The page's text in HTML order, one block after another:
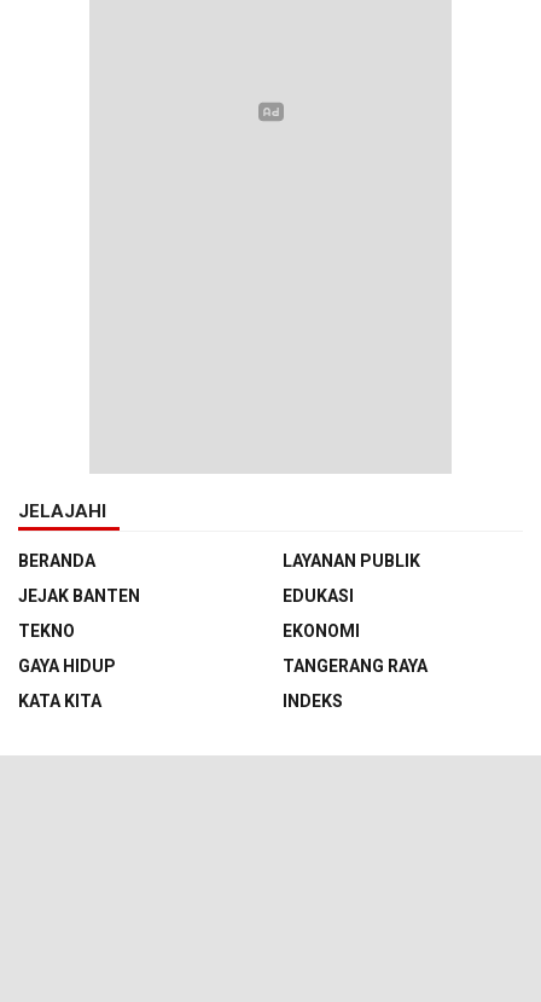
JELAJAHI
BERANDA
LAYANAN PUBLIK
JEJAK BANTEN
EDUKASI
TEKNO
EKONOMI
GAYA HIDUP
TANGERANG RAYA
KATA KITA
INDEKS